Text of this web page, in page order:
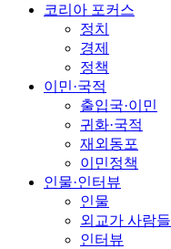
코리아 포커스
정치
경제
정책
이민·국적
출입국·이민
귀화·국적
재외동포
이민정책
인물·인터뷰
인물
외교가 사람들
인터뷰